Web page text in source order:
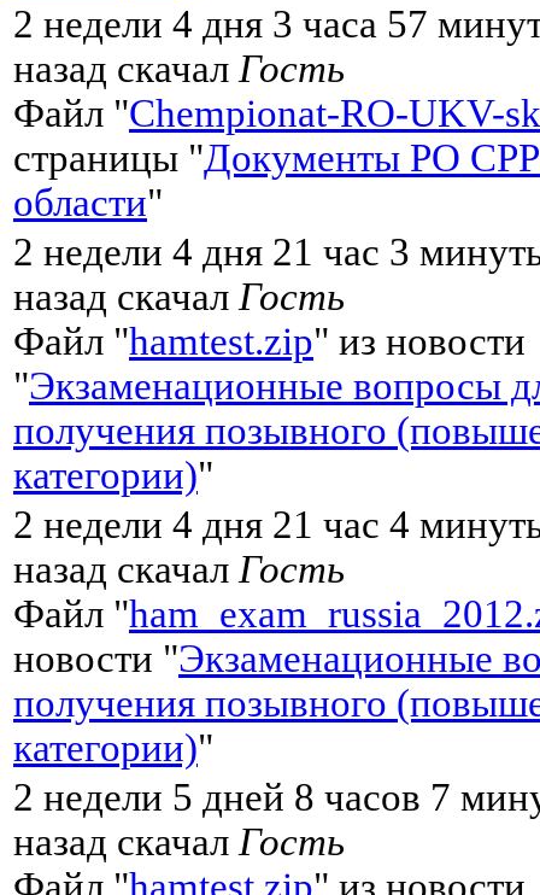
2 недели 4 дня 3 часа 57
назад скачал Гость
Файл "Chempionat-RO-UKV-
страницы "Документы РО СРР
области"
2 недели 4 дня 21 час 3
назад скачал Гость
Файл "hamtest.zip" из новости
"Экзаменационные вопросы
получения позывного
категории)"
2 недели 4 дня 21 час 4
назад скачал Гость
Файл "
новости "Экзаменационные
получения позывного
категории)"
2 недели 5 дней 8 часов 7
назад скачал Гость
Файл "hamtest.zip" из новости